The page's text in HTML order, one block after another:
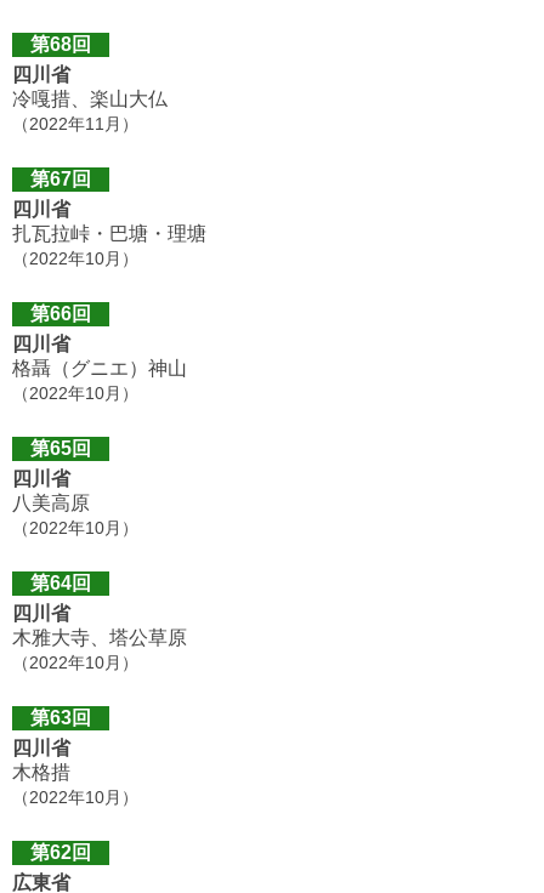
第68回
四川省
冷嘎措、楽山大仏
（2022年11月）
第67回
四川省
扎瓦拉峠・巴塘・理塘
（2022年10月）
第66回
四川省
格聶（グニエ）神山
（2022年10月）
第65回
四川省
八美高原
（2022年10月）
第64回
四川省
木雅大寺、塔公草原
（2022年10月）
第63回
四川省
木格措
（2022年10月）
第62回
広東省